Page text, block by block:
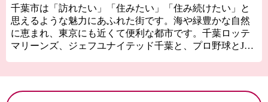
千葉市は「訪れたい」「住みたい」「住み続けたい」と
思えるような魅力にあふれた街です。海や緑豊かな自然
に恵まれ、東京にも近くて便利な都市です。千葉ロッテ
マリーンズ、ジェフユナイテッド千葉と、プロ野球とJリ
市でもあります。